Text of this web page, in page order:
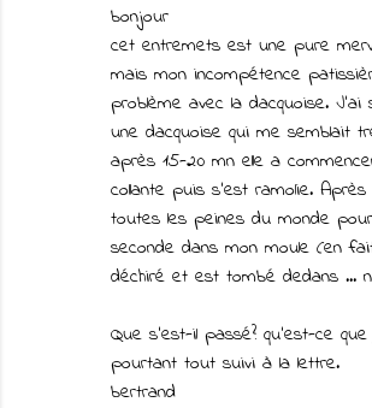
bonjour
cet entremets est une pure
mais mon incompétence
problème avec la dacquoise.
une dacquoise qui me semblait
après 15-20 mn elle a
collante puis s'est ramolie.
toutes les peines du monde
seconde dans mon moule (en
déchiré et est tombé dedans ...
Que s'est-il passé? qu'est-ce
pourtant tout suivi à la lettre.
bertrand